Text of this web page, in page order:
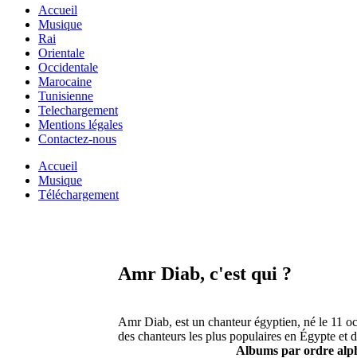
Accueil
Musique
Rai
Orientale
Occidentale
Marocaine
Tunisienne
Telechargement
Mentions légales
Contactez-nous
Accueil
Musique
Téléchargement
Amr Diab, c'est qui ?
Amr Diab, est un chanteur égyptien, né le 11
des chanteurs les plus populaires en Égypte et
Albums par ordre